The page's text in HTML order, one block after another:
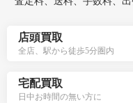
店頭買取
全店、駅から徒歩5分圏内
宅配買取
日中お時間の無い方に